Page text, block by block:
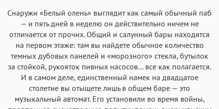
Снаружи «Белый олень» выглядит как самый обычный паб
— и пять дней в неделю он действительно ничем не
отличается от прочих. Общий и салунный бары находятся
на первом этаже: там вы найдете обычное количество
темных дубовых панелей и «морозного» стекла, бутылок
за стойкой, рукояток пивных насосов… все как полагается.
И в самом деле, единственный намек на двадцатое
столетие вы отыщете лишь в общем баре — это
музыкальный автомат. Его установили во время войны,